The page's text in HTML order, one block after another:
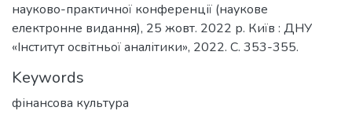
науково-практичної конференції (наукове
електронне видання), 25 жовт. 2022 р. Київ : ДНУ
«Інститут освітньої аналітики», 2022. С. 353-355.
Keywords
фінансова культура